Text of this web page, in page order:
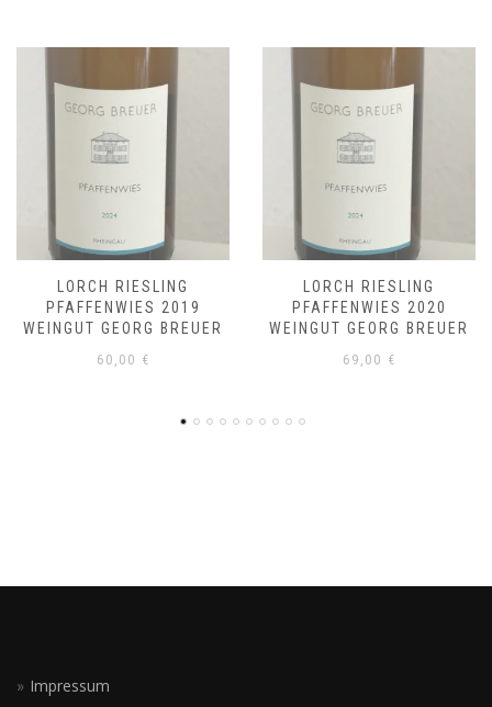
LORCH RIESLING
PFAFFENWIES 2020
WEINGUT GEORG BREUER
69,00 €
LORCH RIESLING
PFAFFENWIES 2021
WEINGUT GEORG BREUER
69,00 €
Impressum